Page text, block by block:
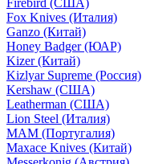
Firebird (США)
Fox Knives (Италия)
Ganzo (Китай)
Honey Badger (ЮАР)
Kizer (Китай)
Kizlyar Supreme (Россия)
Kershaw (США)
Leatherman (США)
Lion Steel (Италия)
MAM (Португалия)
Maxace Knives (Китай)